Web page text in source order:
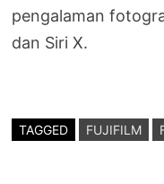
pengalaman
dan Siri X.
TAGGED FUJIFILM